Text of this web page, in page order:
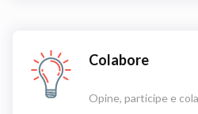
Colabore
Opine, participe e